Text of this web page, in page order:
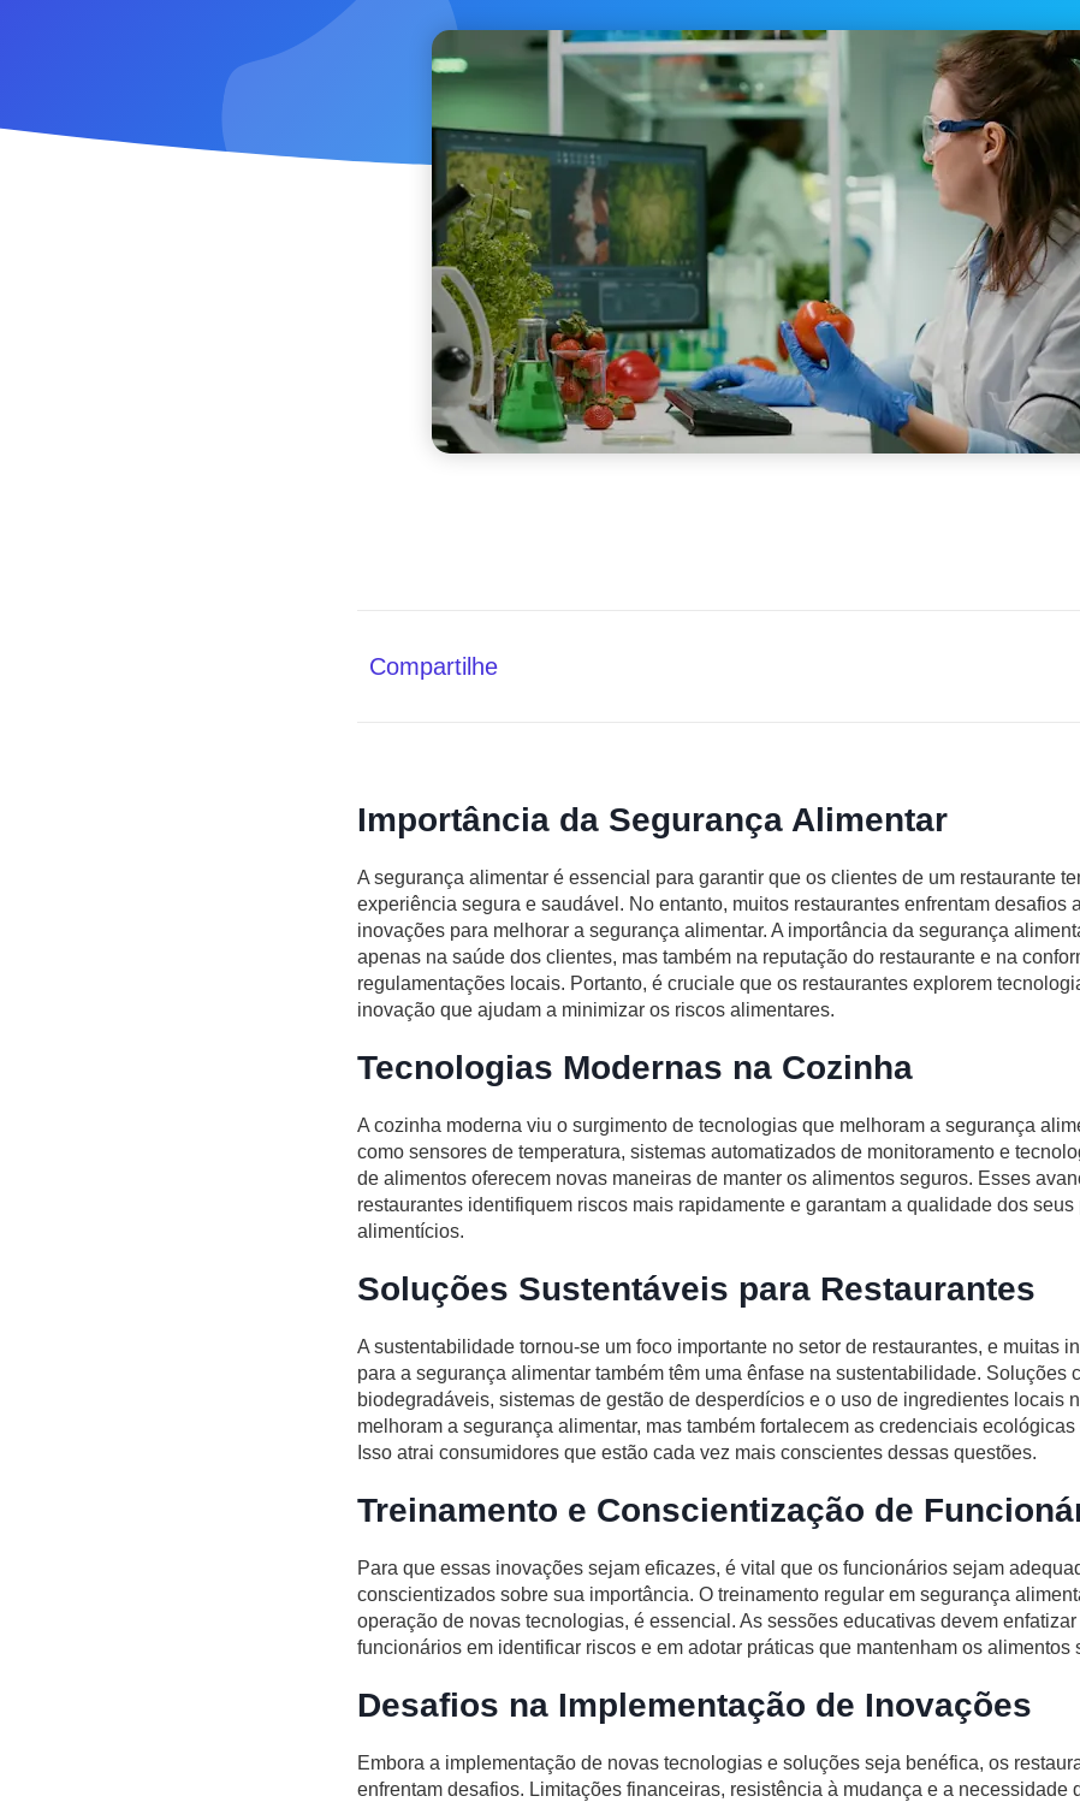
Compartilhe
Importância da Segurança Alimentar
A segurança alimentar é essencial para garantir que os clientes de um restaurante
experiência segura e saudável. No entanto, muitos restaurantes enfrentam desafios
inovações para melhorar a segurança alimentar. A importância da segurança
apenas na saúde dos clientes, mas também na reputação do restaurante e na
regulamentações locais. Portanto, é cruciale que os restaurantes explorem
inovação que ajudam a minimizar os riscos alimentares.
Tecnologias Modernas na Cozinha
A cozinha moderna viu o surgimento de tecnologias que melhoram a segurança
como sensores de temperatura, sistemas automatizados de monitoramento e
de alimentos oferecem novas maneiras de manter os alimentos seguros. Esses
restaurantes identifiquem riscos mais rapidamente e garantam a qualidade dos seus
alimentícios.
Soluções Sustentáveis para Restaurantes
A sustentabilidade tornou-se um foco importante no setor de restaurantes, e muitas
para a segurança alimentar também têm uma ênfase na sustentabilidade. Soluções
biodegradáveis, sistemas de gestão de desperdícios e o uso de ingredientes locais
melhoram a segurança alimentar, mas também fortalecem as credenciais ecológicas
Isso atrai consumidores que estão cada vez mais conscientes dessas questões.
Treinamento e Conscientização de
Para que essas inovações sejam eficazes, é vital que os funcionários sejam
conscientizados sobre sua importância. O treinamento regular em segurança
operação de novas tecnologias, é essencial. As sessões educativas devem
funcionários em identificar riscos e em adotar práticas que mantenham os alimentos
Desafios na Implementação de Inovações
Embora a implementação de novas tecnologias e soluções seja benéfica, os
enfrentam desafios. Limitações financeiras, resistência à mudança e a necessidade